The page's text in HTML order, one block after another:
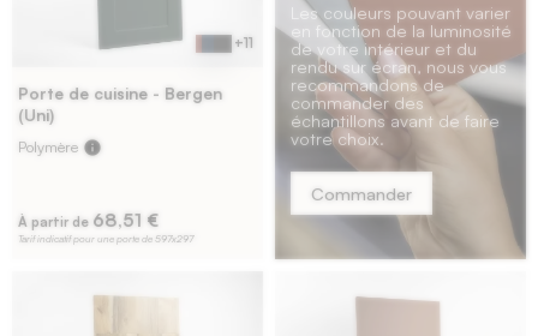
Porte de cuisine - Bergen
(Uni)
Polymère info
À partir de 68,51 €
Tarif indicatif pour une porte de 597x297
+11
Les couleurs pouvant varier
en fonction de la luminosité
de votre intérieur et du
rendu sur écran, nous vous
recommandons de
commander des
échantillons avant de faire
votre choix.
Commander